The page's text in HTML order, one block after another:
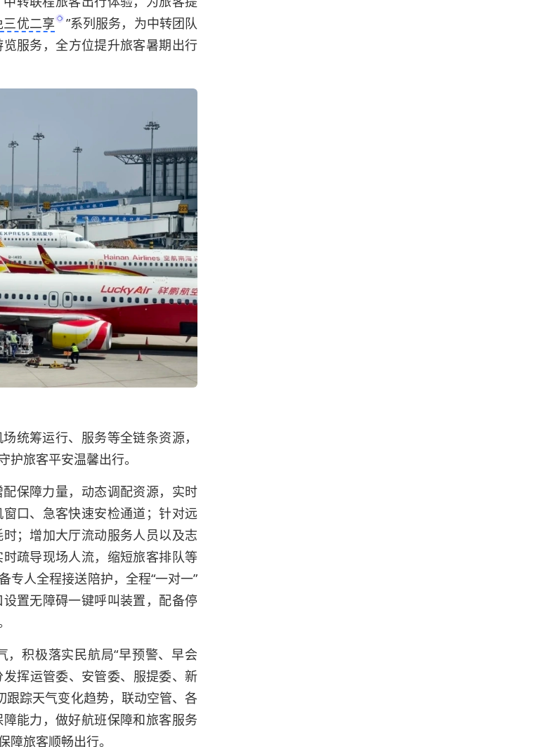
三优二享
”系列服务，为中转团队
服务，全方位提升旅客暑期出行
统筹运行、服务等全链条资源，
旅客平安温馨出行。
保障力量，动态调配资源，实时
口、急客快速安检通道；针对远
；增加大厅流动服务人员以及志
疏导现场人流，缩短旅客排队等
专人全程接送陪护，全程“一对一”
置无障碍一键呼叫装置，配备停
积极落实民航局“早预警、早会
发挥运管委、安管委、服提委、新
跟踪天气变化趋势，联动空管、各
能力，做好航班保障和旅客服务
旅客顺畅出行。